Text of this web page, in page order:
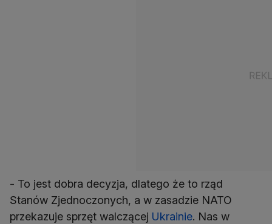
- To jest dobra decyzja, dlatego że to rząd
Stanów Zjednoczonych, a w zasadzie NATO
przekazuje sprzęt walczącej Ukrainie. Nas w